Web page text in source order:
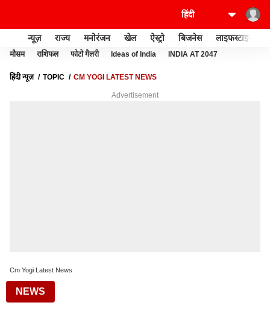
न्यूज़ राज्य मनोरंजन खेल ऐस्ट्रो बिजनेस लाइफस्टाइल
मौसम राशिफल फोटो गैलरी Ideas of India INDIA AT 2047
हिंदी न्यूज़ TOPIC CM YOGI LATEST NEWS
Advertisement
Cm Yogi Latest News
NEWS